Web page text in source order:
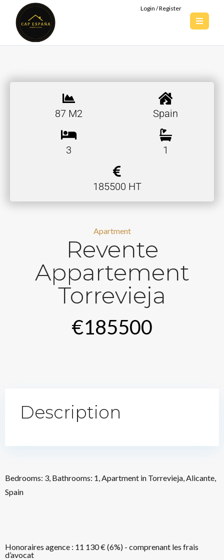
Login / Register
87 M2 Spain
3 1
185500 HT
Apartment
Revente
Appartement
Torrevieja
€185500
Description
Bedrooms: 3, Bathrooms: 1, Apartment in Torrevieja, Alicante,
Spain
Honoraires agence : 11 130 € (6%) - comprenant les frais
d’avocat